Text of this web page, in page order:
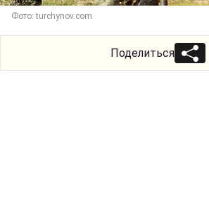
Фото: turchynov.com
Поделиться